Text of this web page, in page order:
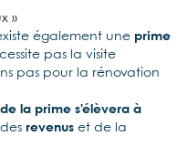
»
également une prime
pas la visite
pas pour la rénovation
la prime s’élèvera à
revenus et de la